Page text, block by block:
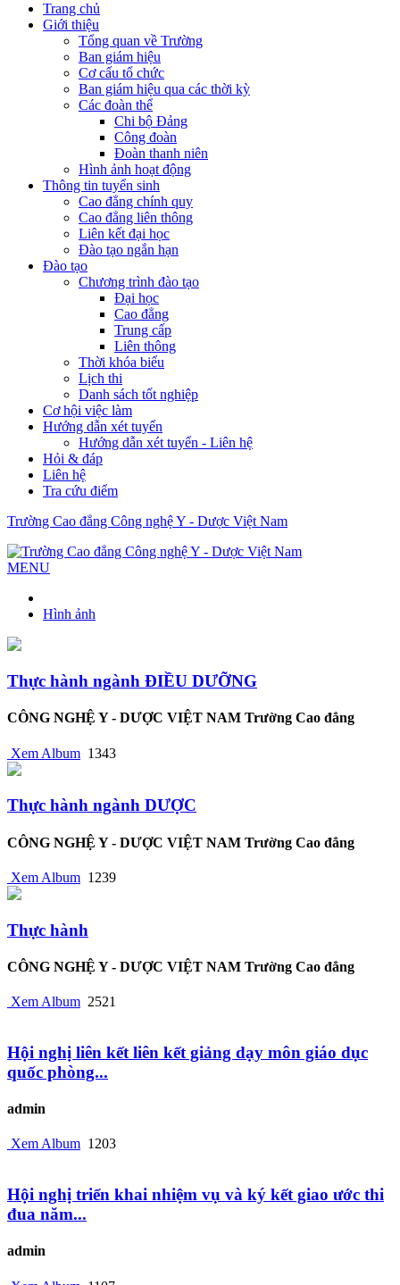
Trang chủ
Giới thiệu
Tổng quan về Trường
Ban giám hiệu
Cơ cấu tổ chức
Ban giám hiệu qua các thời kỳ
Các đoàn thể
Chi bộ Đảng
Công đoàn
Đoàn thanh niên
Hình ảnh hoạt động
Thông tin tuyển sinh
Cao đẳng chính quy
Cao đẳng liên thông
Liên kết đại học
Đào tạo ngắn hạn
Đào tạo
Chương trình đào tạo
Đại học
Cao đẳng
Trung cấp
Liên thông
Thời khóa biểu
Lịch thi
Danh sách tốt nghiệp
Cơ hội việc làm
Hướng dẫn xét tuyển
Hướng dẫn xét tuyển - Liên hệ
Hỏi & đáp
Liên hệ
Tra cứu điểm
Trường Cao đẳng Công nghệ Y - Dược Việt Nam
MENU
Hình ảnh
Thực hành ngành ĐIỀU DƯỠNG
CÔNG NGHỆ Y - DƯỢC VIỆT NAM Trường Cao đẳng
Xem Album 1343
Thực hành ngành DƯỢC
CÔNG NGHỆ Y - DƯỢC VIỆT NAM Trường Cao đẳng
Xem Album 1239
Thực hành
CÔNG NGHỆ Y - DƯỢC VIỆT NAM Trường Cao đẳng
Xem Album 2521
Hội nghị liên kết liên kết giảng dạy môn giáo dục
quốc phòng...
admin
Xem Album 1203
Hội nghị triển khai nhiệm vụ và ký kết giao ước thi
đua năm...
admin